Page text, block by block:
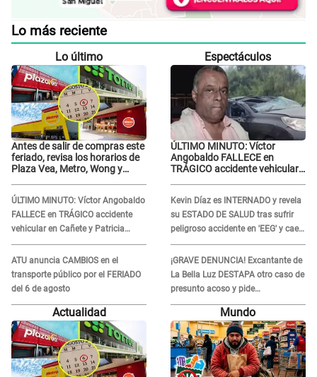
Lo más reciente
Lo último
Antes de salir de compras este
feriado, revisa los horarios de
Plaza Vea, Metro, Wong y
ÚLTIMO MINUTO: Víctor Angobaldo
FALLECE en TRÁGICO accidente
vehicular en Cañete y Patricia
Alquinta lo confirma
ATU anuncia CAMBIOS en el
transporte público por el FERIADO
del 6 de agosto
Espectáculos
ÚLTIMO MINUTO: Víctor
Angobaldo FALLECE en
TRÁGICO accidente vehicular
Kevin Díaz es INTERNADO y revela
su ESTADO DE SALUD tras sufrir
peligroso accidente en 'EEG' y caer
desde altura de ocho metros
¡GRAVE DENUNCIA! Excantante de
La Bella Luz DESTAPA otro caso de
presunto acoso y pide
PROTECCIÓN por temor a
represalias: "Yo siempre..."
Actualidad Mundo